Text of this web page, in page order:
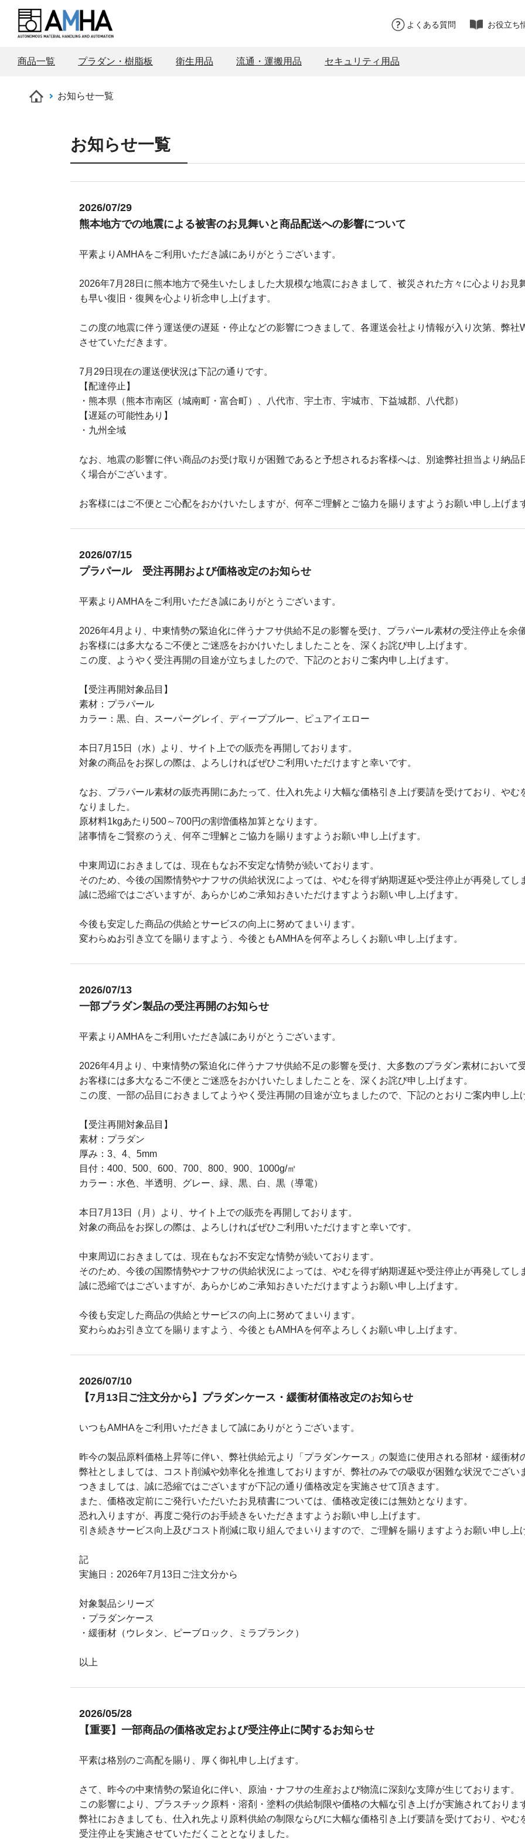
よくある質問 お役立ち
商品一覧 プラダン・樹脂板 衛生用品 流通・運搬用品 セキュリティ用品
お知らせ一覧
お知らせ一覧
2026/07/29
熊本地方での地震による被害のお見舞いと商品配送への影響について
平素よりAMHAをご利用いただき誠にありがとうございます。
2026年7月28日に熊本地方で発生いたしました大規模な地震におきまして、被災された方々に心よりお見
も早い復旧・復興を心より祈念申し上げます。
この度の地震に伴う運送便の遅延・停止などの影響につきまして、各運送会社より情報が入り次第、弊
させていただきます。
7月29日現在の運送便状況は下記の通りです。
【配達停止】
・熊本県（熊本市南区（城南町・富合町）、八代市、宇土市、宇城市、下益城郡、八代郡）
【遅延の可能性あり】
・九州全域
なお、地震の影響に伴い商品のお受け取りが困難であると予想されるお客様へは、別途弊社担当より納
く場合がございます。
お客様にはご不便とご心配をおかけいたしますが、何卒ご理解とご協力を賜りますようお願い申し上げま
2026/07/15
プラパール 受注再開および価格改定のお知らせ
平素よりAMHAをご利用いただき誠にありがとうございます。
2026年4月より、中東情勢の緊迫化に伴うナフサ供給不足の影響を受け、プラパール素材の受注停止を余
お客様には多大なるご不便とご迷惑をおかけいたしましたことを、深くお詫び申し上げます。
この度、ようやく受注再開の目途が立ちましたので、下記のとおりご案内申し上げます。
【受注再開対象品目】
素材：プラパール
カラー：黒、白、スーパーグレイ、ディープブルー、ピュアイエロー
本日7月15日（水）より、サイト上での販売を再開しております。
対象の商品をお探しの際は、よろしければぜひご利用いただけますと幸いです。
なお、プラパール素材の販売再開にあたって、仕入れ先より大幅な価格引き上げ要請を受けており、やむ
なりました。
原材料1kgあたり500～700円の割増価格加算となります。
諸事情をご賢察のうえ、何卒ご理解とご協力を賜りますようお願い申し上げます。
中東周辺におきましては、現在もなお不安定な情勢が続いております。
そのため、今後の国際情勢やナフサの供給状況によっては、やむを得ず納期遅延や受注停止が再発してし
誠に恐縮ではございますが、あらかじめご承知おきいただけますようお願い申し上げます。
今後も安定した商品の供給とサービスの向上に努めてまいります。
変わらぬお引き立てを賜りますよう、今後ともAMHAを何卒よろしくお願い申し上げます。
2026/07/13
一部プラダン製品の受注再開のお知らせ
平素よりAMHAをご利用いただき誠にありがとうございます。
2026年4月より、中東情勢の緊迫化に伴うナフサ供給不足の影響を受け、大多数のプラダン素材において
お客様には多大なるご不便とご迷惑をおかけいたしましたことを、深くお詫び申し上げます。
この度、一部の品目におきましてようやく受注再開の目途が立ちましたので、下記のとおりご案内申し上
【受注再開対象品目】
素材：プラダン
厚み：3、4、5mm
目付：400、500、600、700、800、900、1000g/㎡
カラー：水色、半透明、グレー、緑、黒、白、黒（導電）
本日7月13日（月）より、サイト上での販売を再開しております。
対象の商品をお探しの際は、よろしければぜひご利用いただけますと幸いです。
中東周辺におきましては、現在もなお不安定な情勢が続いております。
そのため、今後の国際情勢やナフサの供給状況によっては、やむを得ず納期遅延や受注停止が再発してし
誠に恐縮ではございますが、あらかじめご承知おきいただけますようお願い申し上げます。
今後も安定した商品の供給とサービスの向上に努めてまいります。
変わらぬお引き立てを賜りますよう、今後ともAMHAを何卒よろしくお願い申し上げます。
2026/07/10
【7月13日ご注文分から】プラダンケース・緩衝材価格改定のお知らせ
いつもAMHAをご利用いただきまして誠にありがとうございます。
昨今の製品原料価格上昇等に伴い、弊社供給元より「プラダンケース」の製造に使用される部材・緩衝材
弊社としましては、コスト削減や効率化を推進しておりますが、弊社のみでの吸収が困難な状況でござい
つきましては、誠に恐縮ではございますが下記の通り価格改定を実施させて頂きます。
また、価格改定前にご発行いただいたお見積書については、価格改定後には無効となります。
恐れ入りますが、再度ご発行のお手続きをいただきますようお願い申し上げます。
引き続きサービス向上及びコスト削減に取り組んでまいりますので、ご理解を賜りますようお願い申し上
記
実施日：2026年7月13日ご注文分から
対象製品シリーズ
・プラダンケース
・緩衝材（ウレタン、ピーブロック、ミラプランク）
以上
2026/05/28
【重要】一部商品の価格改定および受注停止に関するお知らせ
平素は格別のご高配を賜り、厚く御礼申し上げます。
さて、昨今の中東情勢の緊迫化に伴い、原油・ナフサの生産および物流に深刻な支障が生じております。
この影響により、プラスチック原料・溶剤・塗料の供給制限や価格の大幅な引き上げが実施されておりま
弊社におきましても、仕入れ先より原料供給の制限ならびに大幅な価格引き上げ要請を受けており、や
受注停止を実施させていただくこととなりました。